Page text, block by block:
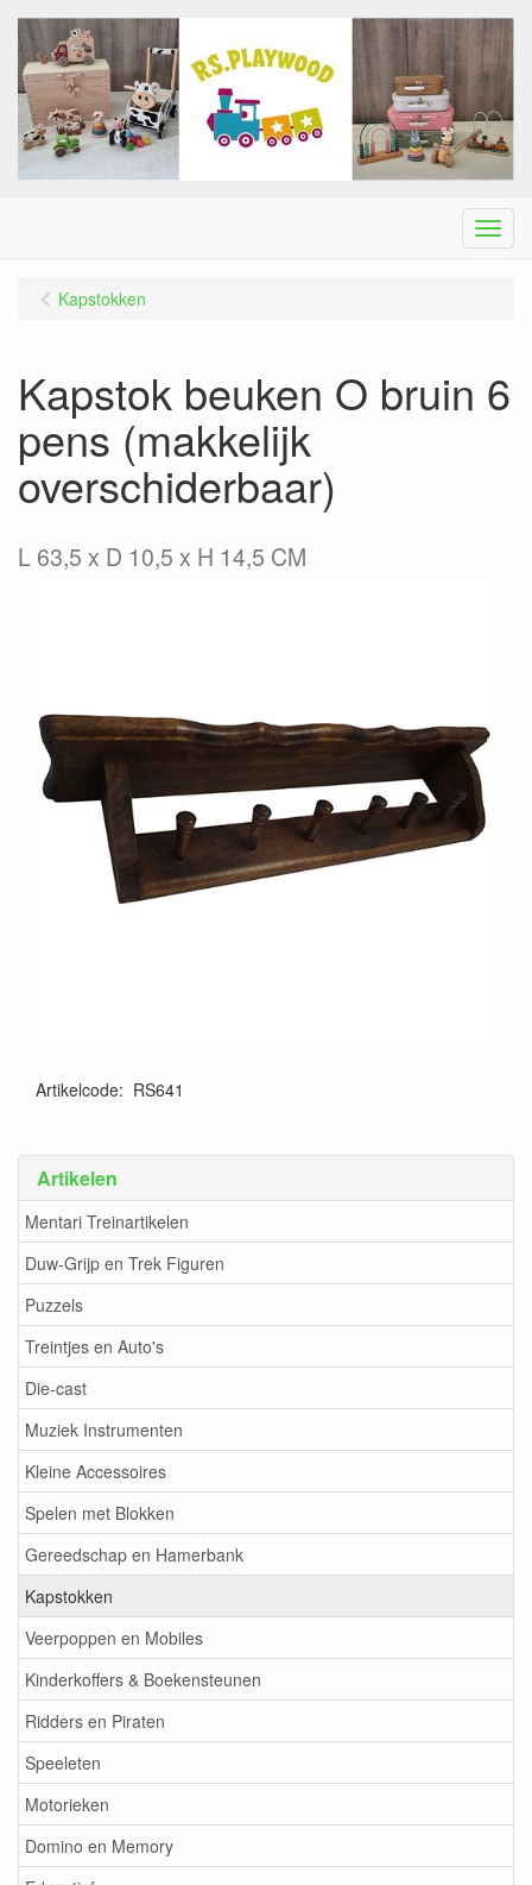
Menu
Artikelen
Mentari Treinartikelen
Duw-Grijp en Trek Figuren
Puzzels
Treintjes en Auto's
Die-cast
Muziek Instrumenten
Kleine Accessoires
Spelen met Blokken
Gereedschap en Hamerbank
Kapstokken
Veerpoppen en Mobiles
Kinderkoffers & Boekensteunen
Ridders en Piraten
Speeleten
Motorieken
Domino en Memory
Kapstokken
Kapstok beuken O bruin 6
pens (makkelijk
overschiderbaar)
L 63,5 x D 10,5 x H 14,5 CM
Artikelcode: RS641